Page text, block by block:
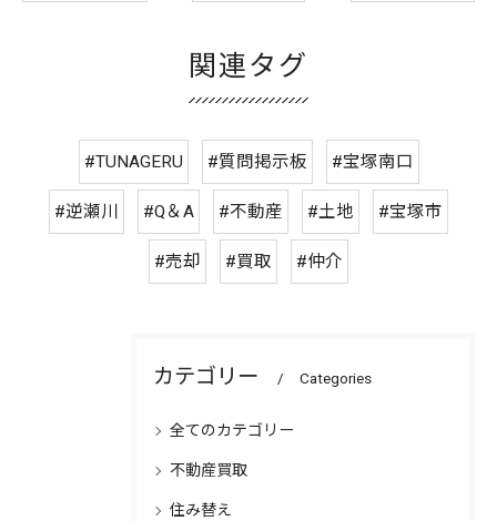
関連タグ
#TUNAGERU #質問掲示板 #宝塚南口
#逆瀬川 #Q＆A #不動産 #土地 #宝塚市
#売却 #買取 #仲介
カテゴリー Categories
全てのカテゴリー
不動産買取
住み替え